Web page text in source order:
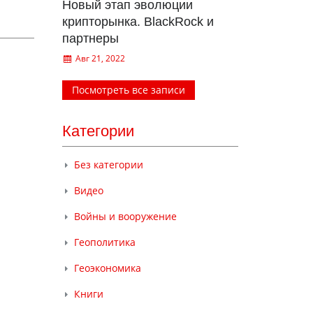
Новый этап эволюции
крипторынка. BlackRock и
партнеры
Авг 21, 2022
Посмотреть все записи
Категории
Без категории
Видео
Войны и вооружение
Геополитика
Геоэкономика
Книги